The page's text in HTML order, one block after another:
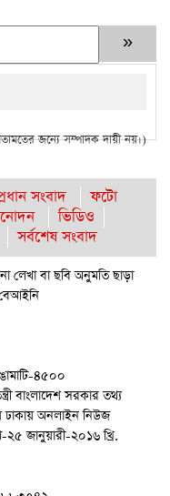
জন্যে সম্পাদক দায়ী নয়।)
সংবাদ
ফটো
ভিডিও
সর্বশেষ সংবাদ
লেখা বা ছবি অনুমতি ছাড়া
৪৫০০
বাংলাদেশ সরকার তথ্য
ঢাকায় অনলাইন নিউজ
জানুয়ারী-২০১৬ খ্রি.